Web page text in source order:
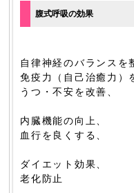
腹式呼吸の効果
自律神経のバランスを
免疫力（自己治癒力）
うつ・不安を改善、
内臓機能の向上、
血行を良くする、
ダイエット効果、
老化防止